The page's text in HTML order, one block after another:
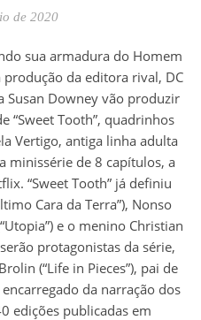
de 2020
da editora rival, DC
Susan Downey vão produzir
“Sweet Tooth”, quadrinhos
Vertigo, antiga linha adulta
minissérie de 8 capítulos, a
“Sweet Tooth” já definiu
Cara da Terra”), Nonso
e o menino Christian
protagonistas da série,
(“Life in Pieces”), pai de
da narração dos
edições publicadas em